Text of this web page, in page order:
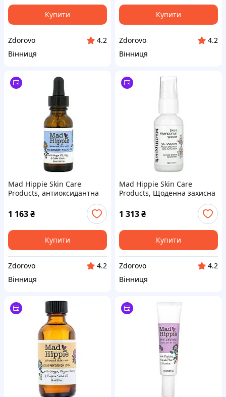
Купити
Zdorovo
4.2
Вінниця
Купити
Zdorovo
4.2
Вінниця
Mad Hippie Skin Care
Products, антиоксидантна
олія для обличчя, 30 мл (1,0
рідка унція)
1 163₴
Купити
Zdorovo
4.2
Вінниця
Mad Hippie Skin Care
Products, Щоденна захисна
ароматів, 1,02 рідкої унції
(30 мл)
1 313₴
Купити
Zdorovo
4.2
Вінниця